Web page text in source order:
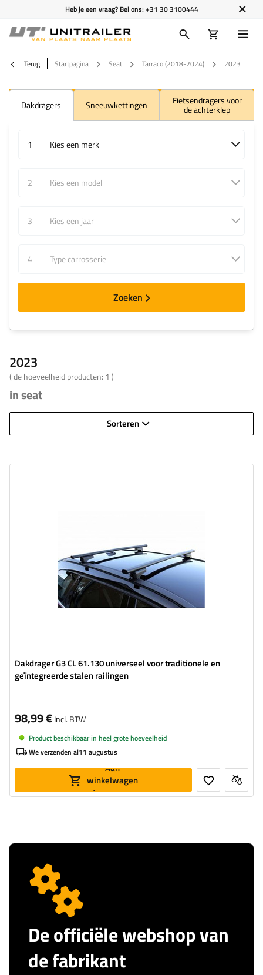
Heb je een vraag? Bel ons:+31 30 3100444
Terug Startpagina Seat Tarraco (2018-2024) 2023
Dakdragers Sneeuwkettingen Fietsendragers voor
de achterklep
1 Kies een merk
2 Kies een model
3 Kies een jaar
4 Type carrosserie
Zoeken
2023
( de hoeveelheid producten: 1 )
in seat
Sorteren
Dakdrager G3 CL 61.130 universeel voor traditionele en
geïntegreerde stalen railingen
98,99 €Incl. BTW
Product beschikbaar in heel grote hoeveelheid
We verzenden al11 augustus
Aan
winkelwagen
toevoegen
De officiële webshop van
de fabrikant